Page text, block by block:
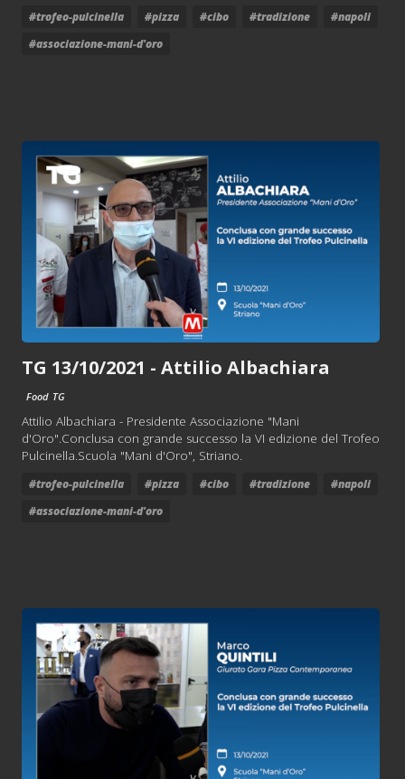
#trofeo-pulcinella #pizza #cibo #tradizione
#napoli
#associazione-mani-d'oro
TG 13/10/2021 - Attilio Albachiara
Food TG
Attilio Albachiara - Presidente Associazione "Mani
d'Oro".Conclusa con grande successo la VI edizione del Trofeo
Pulcinella.Scuola "Mani d'Oro", Striano.
#trofeo-pulcinella #pizza #cibo #tradizione
#napoli
#associazione-mani-d'oro